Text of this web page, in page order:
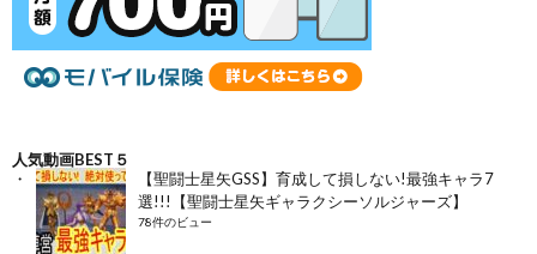
人気動画BEST５
【聖闘士星矢GSS】育成して損しない!最強キャラ7
選!!!【聖闘士星矢ギャラクシーソルジャーズ】
78件のビュー